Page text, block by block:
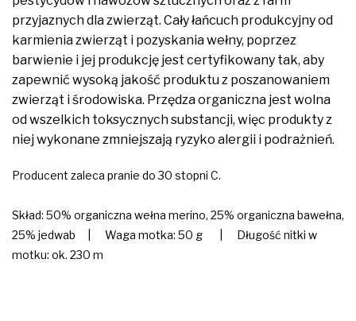
przyjaznych dla zwierząt. Cały łańcuch produkcyjny od
karmienia zwierząt i pozyskania wełny, poprzez
barwienie i jej produkcję jest certyfikowany tak, aby
zapewnić wysoką jakość produktu z poszanowaniem
zwierząt i środowiska. Przędza organiczna jest wolna
od wszelkich toksycznych substancji, więc produkty z
niej wykonane zmniejszają ryzyko alergii i podrażnień.
Producent zaleca pranie do 30 stopni C.
Skład: 50% organiczna wełna merino, 25% organiczna bawełna,
25% jedwab | Waga motka: 50 g | Długość nitki w
motku: ok. 230 m